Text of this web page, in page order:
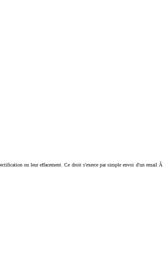
ou leur effacement. Ce droit s'exerce par simple envoi d'un email Ã